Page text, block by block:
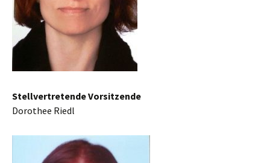
Stellvertretende Vorsitzende
Dorothee Riedl